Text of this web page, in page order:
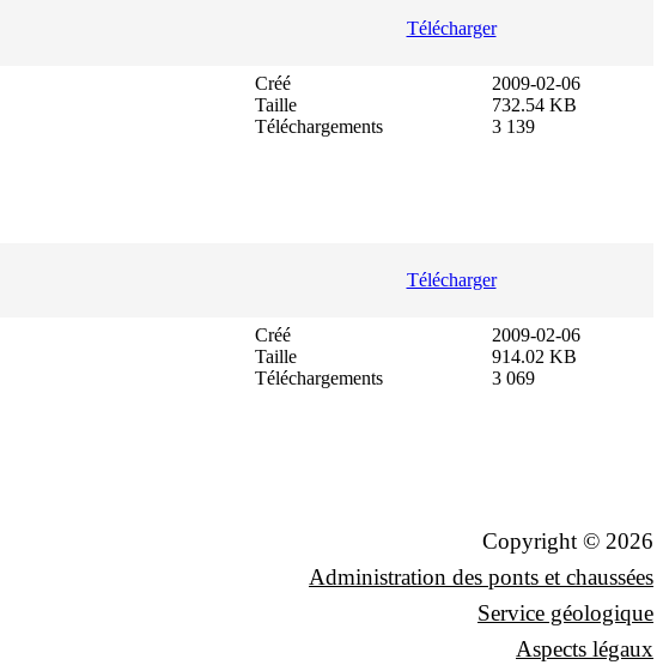
Télécharger
Créé
Taille
Téléchargements
2009-02-06
732.54 KB
3 139
Télécharger
Créé
Taille
Téléchargements
2009-02-06
914.02 KB
3 069
Copyright © 2026
Administration des ponts et chaussées
Service géologique
Aspects légaux